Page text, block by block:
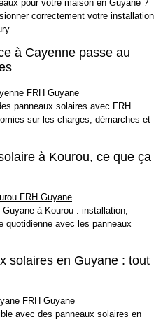
pour votre maison en Guyane ?
correctement votre installation
à Cayenne passe au
panneaux solaires avec FRH
sur les charges, démarches et
à Kourou, ce que ça
Guyane à Kourou : installation,
quotidienne avec les panneaux
solaires en Guyane : tout
avec des panneaux solaires en